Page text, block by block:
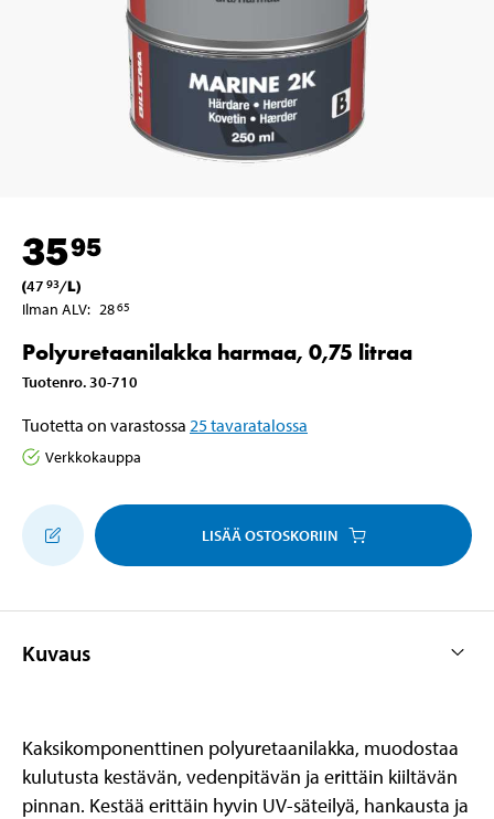
3595
(47 93/L)
Ilman ALV: 2865
Polyuretaanilakka harmaa, 0,75 litraa
Tuotenro. 30-710
Tuotetta on varastossa 25tavaratalossa
Verkkokauppa
LISÄÄ OSTOSKORIIN
Kuvaus
Kaksikomponenttinen polyuretaanilakka, muodostaa
kulutusta kestävän, vedenpitävän ja erittäin kiiltävän
pinnan. Kestää erittäin hyvin UV-säteilyä, hankausta ja